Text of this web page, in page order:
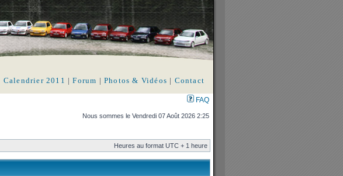
Calendrier 2011 |Forum | Photos & Vidéos | Contact
FAQ
Nous sommes le Vendredi 07 Août 2026 2:25
Heures au format UTC + 1 heure